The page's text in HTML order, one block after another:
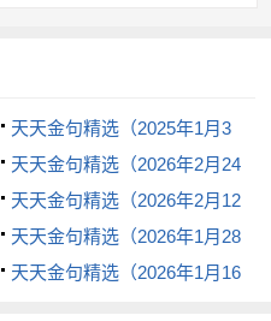
天天金句精选（2025年1月3
日）
天天金句精选（2026年2月24
日）
天天金句精选（2026年2月12
日）
天天金句精选（2026年1月28
日）
天天金句精选（2026年1月16